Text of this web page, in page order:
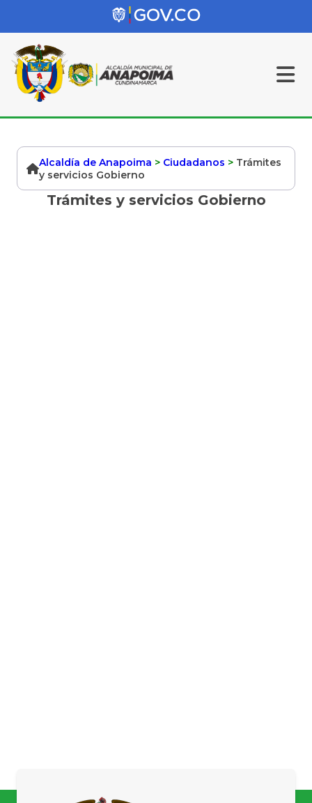
Alcaldía de Anapoima > Ciudadanos > Trámites
y servicios Gobierno
Trámites y servicios Gobierno